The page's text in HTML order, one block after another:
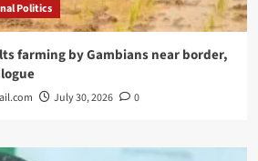
Politics
farming by Gambians near border,
July 30, 2026 0